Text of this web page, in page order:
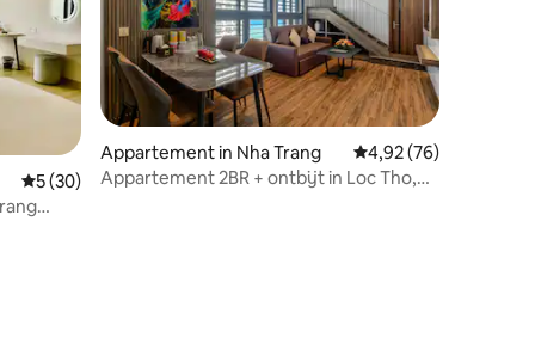
Gemiddelde beoordeling van 5 uit 5, 30 recensies
5 (30)
Appartement in Nha Trang Gemiddelde
4,92 (76)
Appartement 2BR + ontbijt in Loc Tho,